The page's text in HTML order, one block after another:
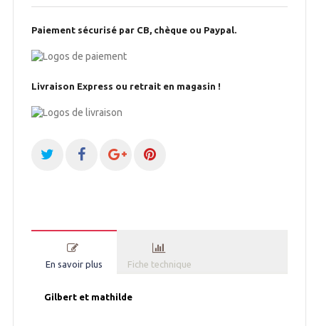
Paiement sécurisé par CB, chèque ou Paypal.
Livraison Express ou retrait en magasin !
En savoir plus Fiche technique
Gilbert et mathilde